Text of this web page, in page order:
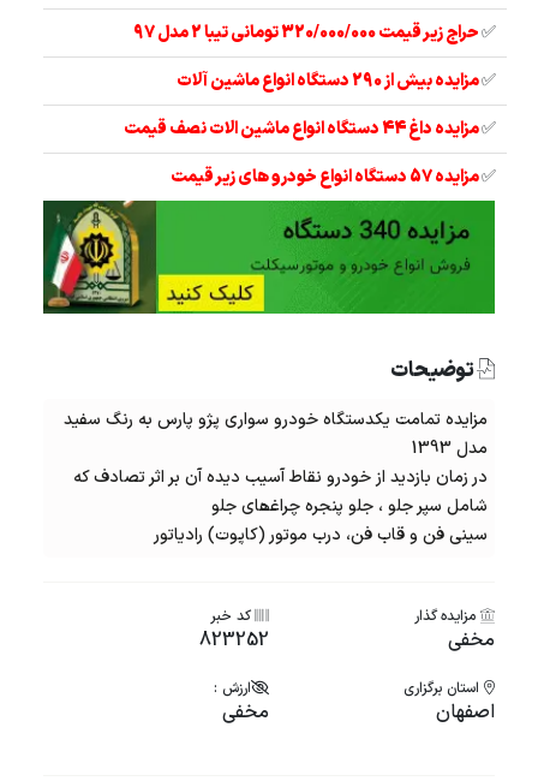
✅حراج زیر قیمت 320/000/000 تومانی تیبا 2 مدل 97
✅مزایده بیش از 290 دستگاه انواع ماشین آلات
✅مزایده داغ 44 دستگاه انواع ماشین الات نصف قیمت
✅مزایده 57 دستگاه انواع خودرو های زیر قیمت
توضیحات
مزایده تمامت یکدستگاه خودرو سواری پژو پارس به رنگ سفید
مدل 1393
در زمان بازدید از خودرو نقاط آسیب دیده آن بر اثر تصادف که
شامل سپر جلو ، جلو پنجره چراغھای جلو
سینی فن و قاب فن، درب موتور (کاپوت) رادیاتور
مزایده گذار
مخفی
کد خبر
823252
استان برگزاری
اصفهان
ارزش :
مخفی